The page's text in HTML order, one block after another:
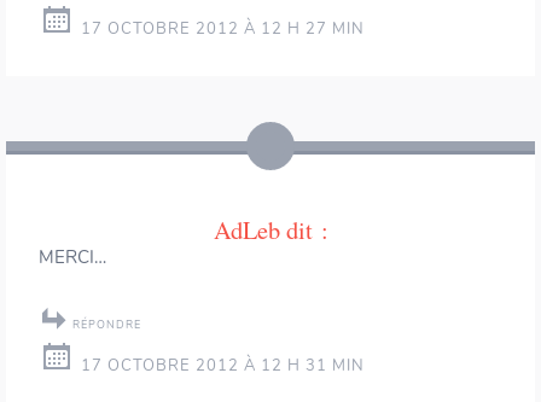
17 OCTOBRE 2012 À 12 H 27 MIN
AdLebdit :
MERCI…
RÉPONDRE
17 OCTOBRE 2012 À 12 H 31 MIN